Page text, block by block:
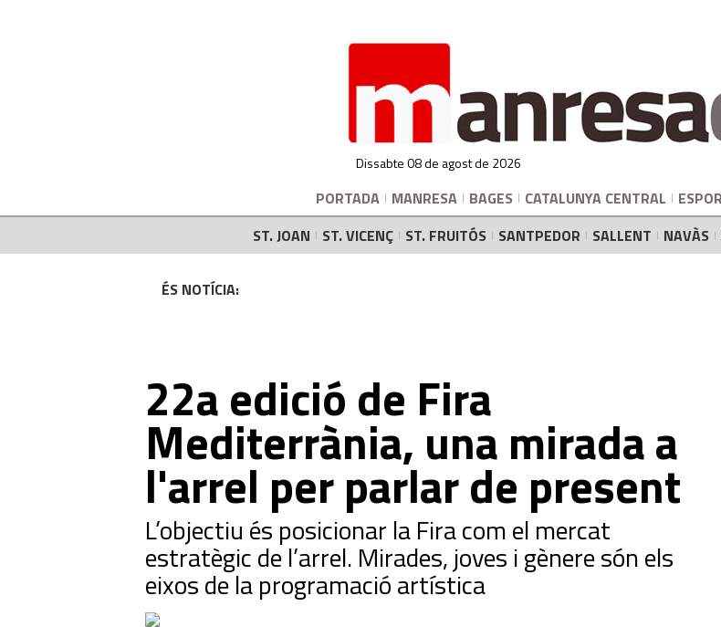
Dissabte 08 de agost de 2026
PORTADA MANRESA BAGES CATALUNYA CENTRAL
ST. JOAN
ST. VICENÇ ST. FRUITÓS SANTPEDOR SALLENT NAVÀS
ÉS NOTÍCIA:
22a edició de Fira
Mediterrània, una mirada a
l'arrel per parlar de present
L’objectiu és posicionar la Fira com el mercat
estratègic de l’arrel. Mirades, joves i gènere són els
eixos de la programació artística